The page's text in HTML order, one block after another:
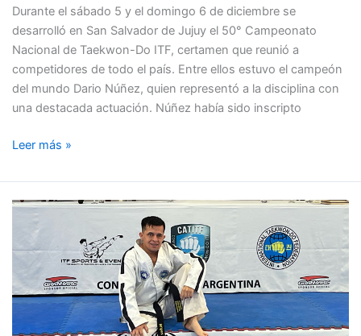
Durante el sábado 5 y el domingo 6 de diciembre se
desarrolló en San Salvador de Jujuy el 50° Campeonato
Nacional de Taekwon-Do ITF, certamen que reunió a
competidores de todo el país. Entre ellos estuvo el campeón
del mundo Dario Núñez, quien representó a la disciplina con
una destacada actuación. Núñez había sido inscripto
Leer más »
Darío
Núñez,
actual
campeón
mundial,
apunta